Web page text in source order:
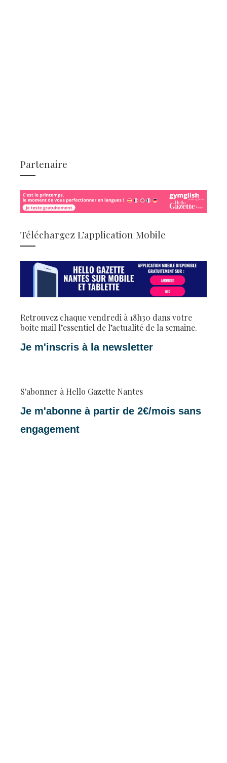
Partenaire
Téléchargez L’application Mobile
Retrouvez chaque vendredi à 18h30 dans votre
boite mail l’essentiel de l’actualité de la semaine.
Je m'inscris à la newsletter
S'abonner à Hello Gazette Nantes
Je m'abonne à partir de 2€/mois sans
engagement